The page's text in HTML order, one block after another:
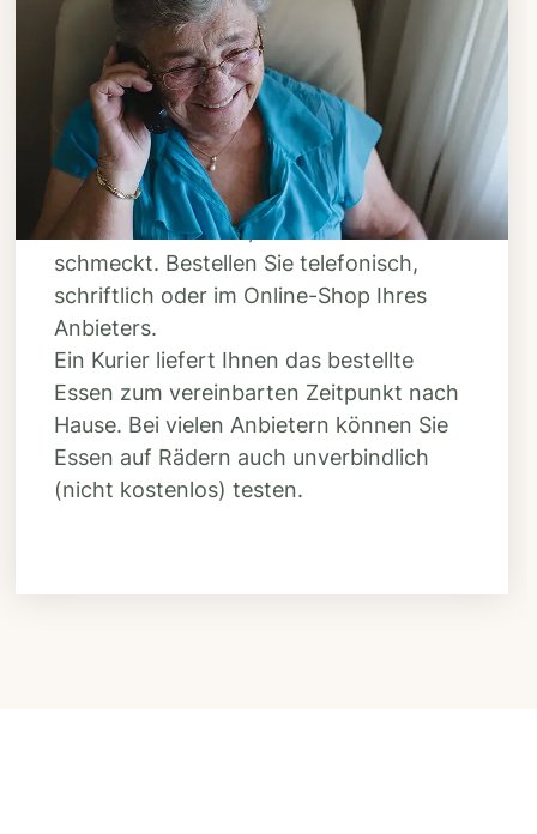
Schritt 3
Bestellen & liefern
lassen
Suchen Sie sich aus dem Speiseplan
Ihres Anbieters aus, was Ihnen
schmeckt. Bestellen Sie telefonisch,
schriftlich oder im Online-Shop Ihres
Anbieters.
Ein Kurier liefert Ihnen das bestellte
Essen zum vereinbarten Zeitpunkt nach
Hause. Bei vielen Anbietern können Sie
Essen auf Rädern auch unverbindlich
(nicht kostenlos) testen.